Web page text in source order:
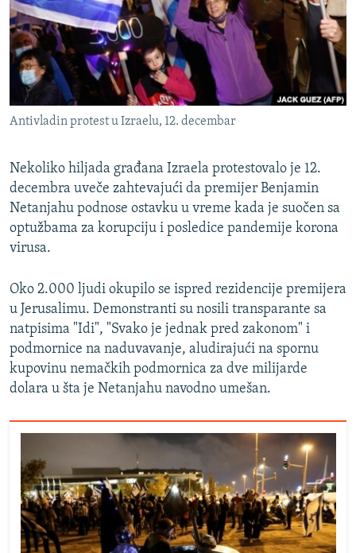
ISPRIČAJ MI
DNEVNO@RSE
SPECIJALI RSE
VIŠE OD NASLOVA
GENOCID U SREBRENICI
POPLAVE I KLIZIŠTA U BIH 2024.
TV LIBERTY
POST SCRIPTUM
MOJA EVROPA
SVE KARTE DEJTONA
NASTANAK I RASPAD JUGOSLAVIJE
PRATITE NAS
Sve RFE/RL stranice
Antivladin protest u Izraelu, 12. decembar
Nekoliko hiljada građana Izraela protestovalo je 12.
decembra uveče zahtevajući da premijer Benjamin
Netanjahu podnose ostavku u vreme kada je suočen sa
optužbama za korupciju i posledice pandemije korona
virusa.
Oko 2.000 ljudi okupilo se ispred rezidencije premijera
u Jerusalimu. Demonstranti su nosili transparante sa
natpisima "Idi", "Svako je jednak pred zakonom" i
podmornice na naduvavanje, aludirajući na spornu
kupovinu nemačkih podmornica za dve milijarde
dolara u šta je Netanjahu navodno umešan.